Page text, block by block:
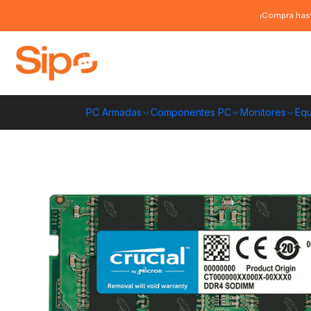
PC Armadas Componentes PC Monitores
¡Compra
Memoria Ram